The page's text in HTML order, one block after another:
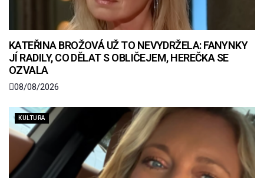
KATEŘINA BROŽOVÁ UŽ TO NEVYDRŽELA: FANYNKY
JÍ RADILY, CO DĚLAT S OBLIČEJEM, HEREČKA SE
OZVALA
08/08/2026
KULTURA